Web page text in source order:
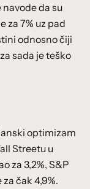
navode da su
za 7% uz pad
odnosno čiji
sada je teško
optimizam
Streetu u
za 3,2%, S&P
čak 4,9%.